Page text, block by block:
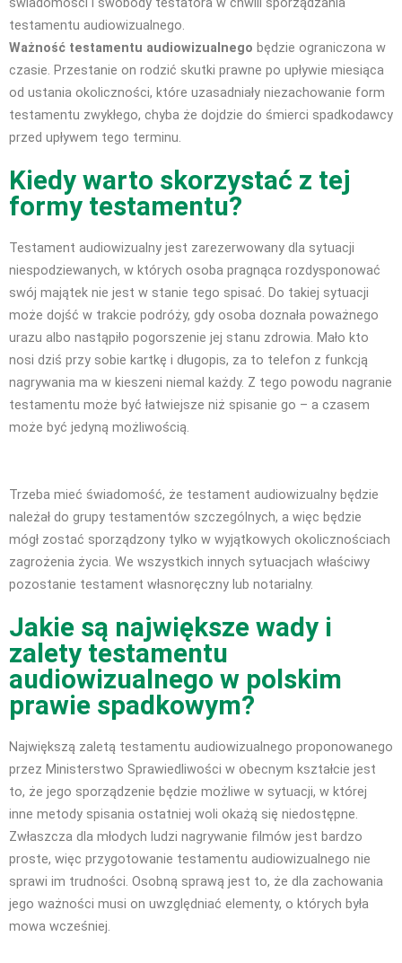
świadomości i swobody testatora w chwili sporządzania
testamentu audiowizualnego.
Ważność testamentu audiowizualnego będzie ograniczona w
czasie. Przestanie on rodzić skutki prawne po upływie miesiąca
od ustania okoliczności, które uzasadniały niezachowanie form
testamentu zwykłego, chyba że dojdzie do śmierci spadkodawcy
przed upływem tego terminu.
Kiedy warto skorzystać z tej
formy testamentu?
Testament audiowizualny jest zarezerwowany dla sytuacji
niespodziewanych, w których osoba pragnąca rozdysponować
swój majątek nie jest w stanie tego spisać. Do takiej sytuacji
może dojść w trakcie podróży, gdy osoba doznała poważnego
urazu albo nastąpiło pogorszenie jej stanu zdrowia. Mało kto
nosi dziś przy sobie kartkę i długopis, za to telefon z funkcją
nagrywania ma w kieszeni niemal każdy. Z tego powodu nagranie
testamentu może być łatwiejsze niż spisanie go – a czasem
może być jedyną możliwością.
Trzeba mieć świadomość, że testament audiowizualny będzie
należał do grupy testamentów szczególnych, a więc będzie
mógł zostać sporządzony tylko w wyjątkowych okolicznościach
zagrożenia życia. We wszystkich innych sytuacjach właściwy
pozostanie testament własnoręczny lub notarialny.
Jakie są największe wady i
zalety testamentu
audiowizualnego w polskim
prawie spadkowym?
Największą zaletą testamentu audiowizualnego proponowanego
przez Ministerstwo Sprawiedliwości w obecnym kształcie jest
to, że jego sporządzenie będzie możliwe w sytuacji, w której
inne metody spisania ostatniej woli okażą się niedostępne.
Zwłaszcza dla młodych ludzi nagrywanie filmów jest bardzo
proste, więc przygotowanie testamentu audiowizualnego nie
sprawi im trudności. Osobną sprawą jest to, że dla zachowania
jego ważności musi on uwzględniać elementy, o których była
mowa wcześniej.